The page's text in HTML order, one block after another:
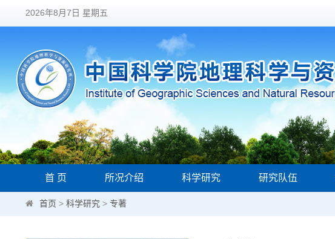
2026年8月7日 星期五
首 页 所况介绍 科学研究 研究队伍
首页 > 科学研究 > 专著